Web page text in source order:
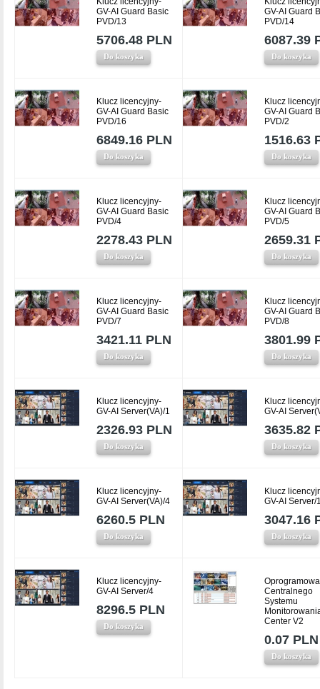
GV-AI Guard Basic
PVD/13
5706.48 PLN
Do koszyka
GV-AI Guard
PVD/14
6087.39
Do koszyka
Klucz licencyjny-
GV-AI Guard Basic
PVD/16
6849.16 PLN
Do koszyka
Klucz
GV-AI Guard
PVD/2
1516.63
Do koszyka
Klucz licencyjny-
GV-AI Guard Basic
PVD/4
2278.43 PLN
Do koszyka
Klucz
GV-AI Guard
PVD/5
2659.31
Do koszyka
Klucz licencyjny-
GV-AI Guard Basic
PVD/7
3421.11 PLN
Do koszyka
Klucz
GV-AI Guard
PVD/8
3801.99
Do koszyka
Klucz licencyjny-
GV-AI Server(VA)/1
2326.93 PLN
Do koszyka
Klucz
GV-AI
3635.82
Do koszyka
Klucz licencyjny-
GV-AI Server(VA)/4
6260.5 PLN
Do koszyka
Klucz
GV-AI Server/
3047.16
Do koszyka
Klucz licencyjny-
GV-AI Server/4
8296.5 PLN
Do koszyka
Centralnego
Systemu
Center V2
0.07 PLN
Do koszyka